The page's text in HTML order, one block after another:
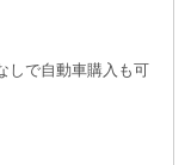
しで自動車購入も可